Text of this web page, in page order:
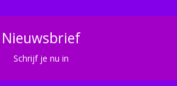
Nieuwsbrief
Schrijf je nu in